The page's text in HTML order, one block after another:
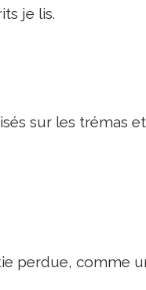
je lis.
sur les trémas
perdue, comme